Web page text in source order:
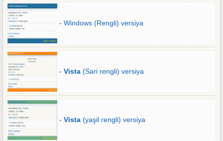
- Windows (Rengli) versiya
- Vista (Sari rengli) versiya
- Vista (yaşil rengli) versiya